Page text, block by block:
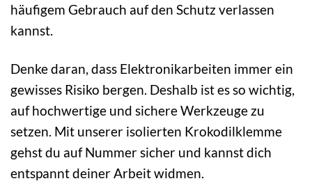
häufigem Gebrauch auf den Schutz verlassen
kannst.
Denke daran, dass Elektronikarbeiten immer ein
gewisses Risiko bergen. Deshalb ist es so wichtig,
auf hochwertige und sichere Werkzeuge zu
setzen. Mit unserer isolierten Krokodilklemme
gehst du auf Nummer sicher und kannst dich
entspannt deiner Arbeit widmen.